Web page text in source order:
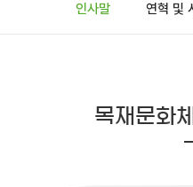
인사말 연혁 및
목재문화